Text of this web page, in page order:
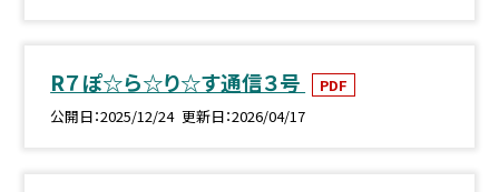
R７ぽ☆ら☆り☆す通信３号
PDF
公開日 2025/12/24 更新日 2026/04/17